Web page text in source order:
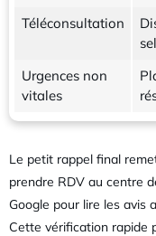
Téléconsultation
Urgences non
vitales
Le petit rappel final
prendre RDV au centre
Google pour lire les avis
Cette vérification rapide